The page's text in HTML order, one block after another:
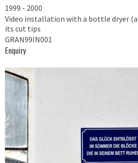
1999 - 2000
Video installation with a bottle dryer
its cut tips
GRAN99IN001
Enquiry